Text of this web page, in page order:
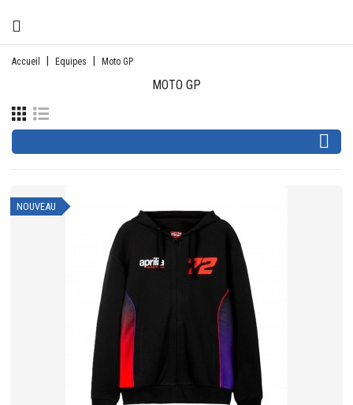
Accueil Equipes Moto GP
MOTO GP

NOUVEAU